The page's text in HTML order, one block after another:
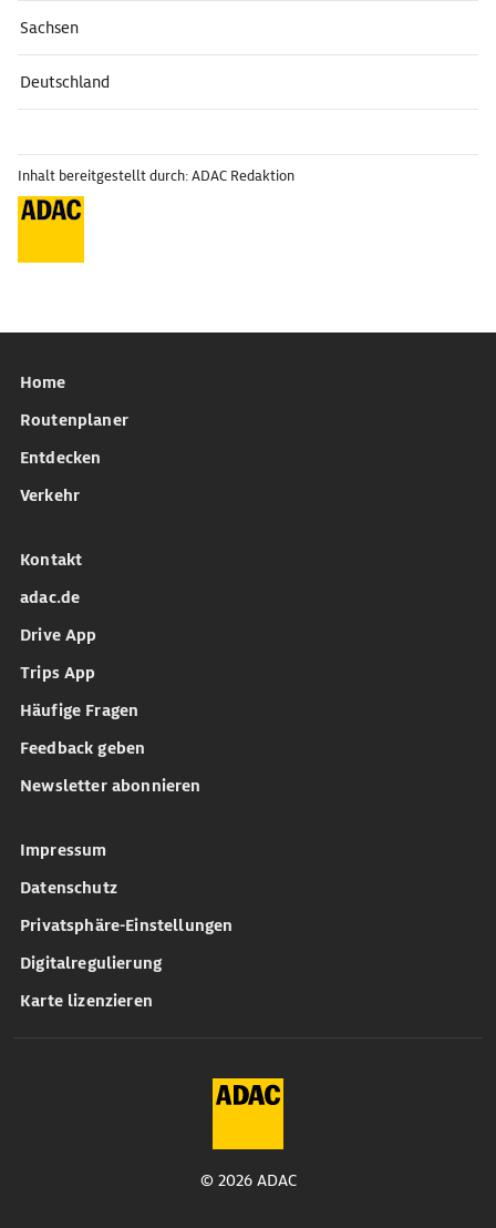
Sachsen
Deutschland
Inhalt bereitgestellt durch: ADAC Redaktion
Home
Routenplaner
Entdecken
Verkehr
Kontakt
adac.de
Drive App
Trips App
Häufige Fragen
Feedback geben
Newsletter abonnieren
Impressum
Datenschutz
Privatsphäre-Einstellungen
Digitalregulierung
Karte lizenzieren
© 2026 ADAC